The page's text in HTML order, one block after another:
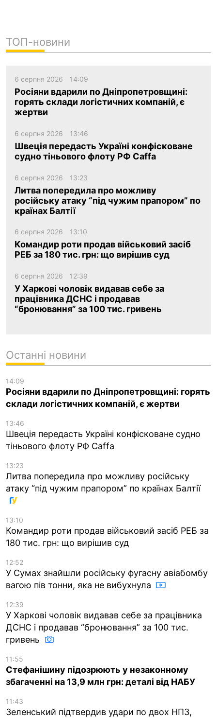
ТОП-новини
6 серпня 2026 14:09
Росіяни вдарили по Дніпропетровщині:
горять склади логістичних компаній, є
жертви
6 серпня 2026 13:46
Швеція передасть Україні конфісковане
судно тіньового флоту РФ Caffa
6 серпня 2026 13:23
Литва попередила про можливу
російську атаку “під чужим прапором” по
країнах Балтії
6 серпня 2026 13:10
Командир роти продав військовий засіб
РЕБ за 180 тис. грн: що вирішив суд
6 серпня 2026 12:39
У Харкові чоловік видавав себе за
працівника ДСНС і продавав
“бронювання” за 100 тис. гривень
Останні новини
14:09
Росіяни вдарили по Дніпропетровщині: горять
склади логістичних компаній, є жертви
13:46
Швеція передасть Україні конфісковане судно
тіньового флоту РФ Caffa
13:23
Литва попередила про можливу російську
атаку “під чужим прапором” по країнах Балтії
13:10
Командир роти продав військовий засіб РЕБ за
180 тис. грн: що вирішив суд
12:52
У Сумах знайшли російську фугасну авіабомбу
вагою пів тонни, яка не вибухнула
12:39
У Харкові чоловік видавав себе за працівника
ДСНС і продавав “бронювання” за 100 тис.
гривень
11:55
Стефанішину підозрюють у незаконному
збагаченні на 13,9 млн грн: деталі від НАБУ
11:43
Зеленський підтвердив удари по двох НПЗ,